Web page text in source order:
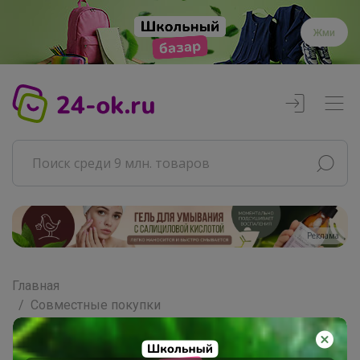
Жми
Реклама
Главная
Совместные покупки
АРХИВ СП
ДЕТСКИЕ СП